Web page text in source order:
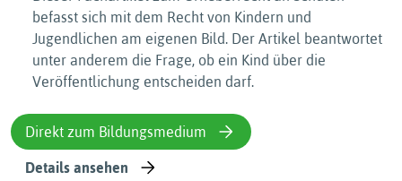
befasst sich mit dem Recht von Kindern und
Jugendlichen am eigenen Bild. Der Artikel beantwortet
unter anderem die Frage, ob ein Kind über die
Veröffentlichung entscheiden darf.
Direkt zum Bildungsmedium
Details ansehen